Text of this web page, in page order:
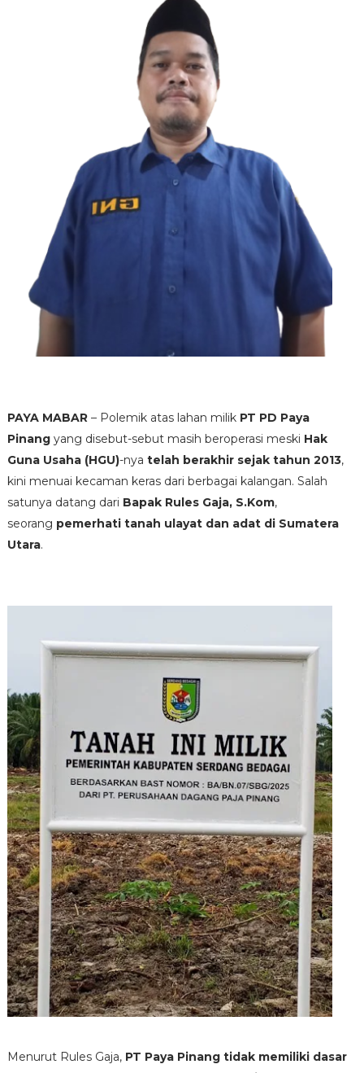
PAYA MABAR– Polemik atas lahan milik PT PD Paya
Pinangyang disebut-sebut masih beroperasi meski Hak
Guna Usaha (HGU)-nya telah berakhir sejak tahun 2013,
kini menuai kecaman keras dari berbagai kalangan. Salah
satunya datang dari Bapak Rules Gaja, S.Kom,
seorang pemerhati tanah ulayat dan adat di Sumatera
Utara.
Menurut Rules Gaja, PT Paya Pinang tidak memiliki dasar